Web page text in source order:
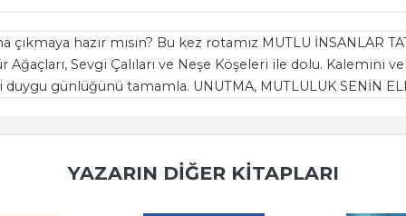
hazır mısın? Bu kez rotamız MUTLU İNSANLAR
Sevgi Çalıları ve Neşe Köşeleri ile dolu. Kalemini ve
günlüğünü tamamla. UNUTMA, MUTLULUK SENİN
YAZARIN DIĞER KITAPLARI